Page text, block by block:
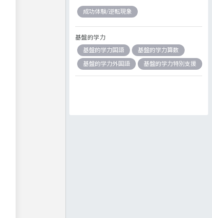
成功体験/逆転現象
基盤的学力
基盤的学力国語
基盤的学力算数
基盤的学力外国語
基盤的学力特別支援